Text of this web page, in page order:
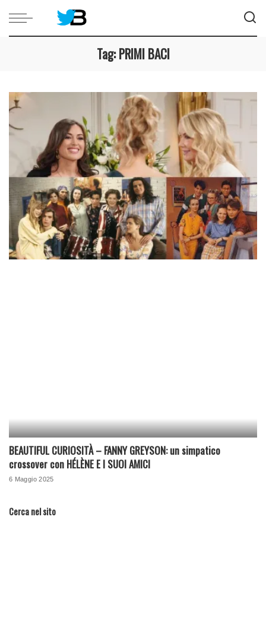
Tag:PRIMI BACI
BEAUTIFUL CURIOSITÀ – FANNY GREYSON: un simpatico
crossover con HÉLÈNE E I SUOI AMICI
6 Maggio 2025
Cerca nel sito